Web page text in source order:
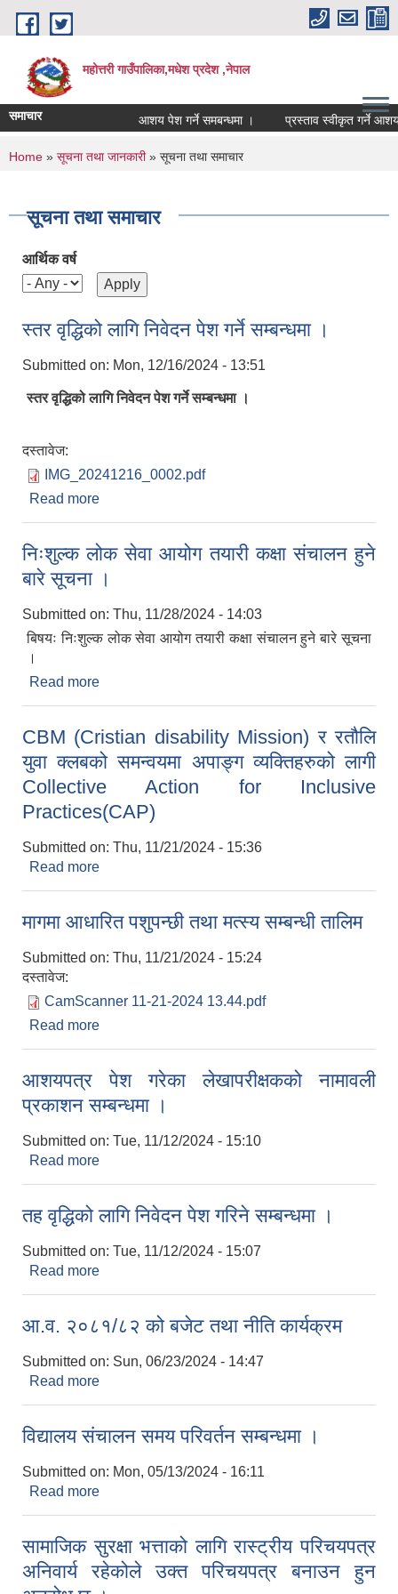
Skip to main content
महोत्तरी गाउँपालिका,मधेश प्रदेश ,नेपाल
समाचार आशय पेश गर्ने समबन्धमा । प्रस्ताव स्वीकृत गर्ने
You are here
Home » सूचना तथा जानकारी» सूचना तथा समाचार
सूचना तथा समाचार
आर्थिक वर्ष
स्तर वृद्धिको लागि निवेदन पेश गर्ने सम्बन्धमा ।
Submitted on: Mon, 12/16/2024 - 13:51
स्तर वृद्धिको लागि निवेदन पेश गर्ने सम्बन्धमा ।
दस्तावेज:
IMG_20241216_0002.pdf
Read more
निःशुल्क लोक सेवा आयोग तयारी कक्षा संचालन हुने
बारे सूचना ।
Submitted on: Thu, 11/28/2024 - 14:03
बिषयः निःशुल्क लोक सेवा आयोग तयारी कक्षा संचालन हुने बारे सूचना
।
Read more
CBM (Cristian disability Mission) र रतौलि
युवा क्लबको समन्वयमा अपाङ्ग व्यक्तिहरुको लागी
Collective Action for Inclusive
Practices(CAP)
Submitted on: Thu, 11/21/2024 - 15:36
Read more
मागमा आधारित पशुपन्छी तथा मत्स्य सम्बन्धी तालिम
Submitted on: Thu, 11/21/2024 - 15:24
दस्तावेज:
CamScanner 11-21-2024 13.44.pdf
Read more
आशयपत्र पेश गरेका लेखापरीक्षकको नामावली
प्रकाशन सम्बन्धमा ।
Submitted on: Tue, 11/12/2024 - 15:10
Read more
तह वृद्धिको लागि निवेदन पेश गरिने सम्बन्धमा ।
Submitted on: Tue, 11/12/2024 - 15:07
Read more
आ.व. २०८१/८२ को बजेट तथा नीति कार्यक्रम
Submitted on: Sun, 06/23/2024 - 14:47
Read more
विद्यालय संचालन समय परिवर्तन सम्बन्धमा ।
Submitted on: Mon, 05/13/2024 - 16:11
Read more
सामाजिक सुरक्षा भत्ताको लागि रास्ट्रीय परिचयपत्र
अनिवार्य रहेकोले उक्त परिचयपत्र बनाउन हुन